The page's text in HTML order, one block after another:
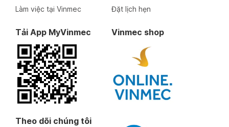
Làm việc tại Vinmec
Đặt lịch hẹn
Tải App MyVinmec Vinmec shop
Theo dõi chúng tôi